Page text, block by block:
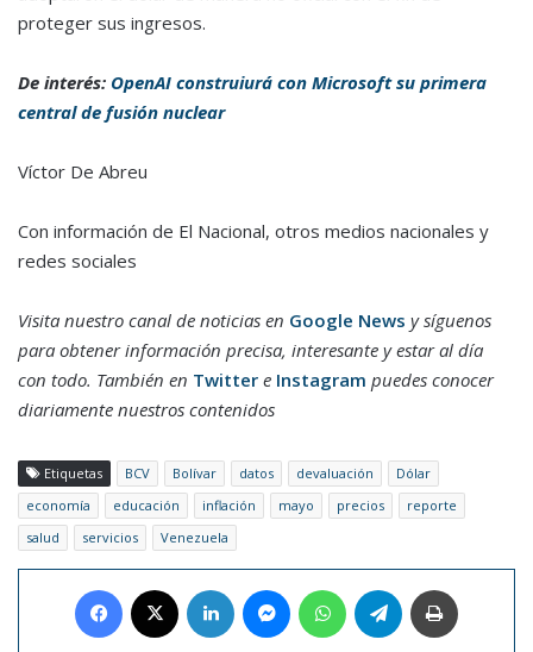
proteger sus ingresos.
De interés: OpenAI construiurá con Microsoft su primera
central de fusión nuclear
Víctor De Abreu
Con información de El Nacional, otros medios nacionales y
redes sociales
Visita nuestro canal de noticias en Google News y síguenos
para obtener información precisa, interesante y estar al día
con todo. También en Twitter e Instagram puedes conocer
diariamente nuestros contenidos
Etiquetas BCV Bolívar datos devaluación
Dólar
economía
educación inflación mayo precios
reporte
salud
servicios Venezuela
Facebook LinkedIn MessengerWhatsAppTelegram